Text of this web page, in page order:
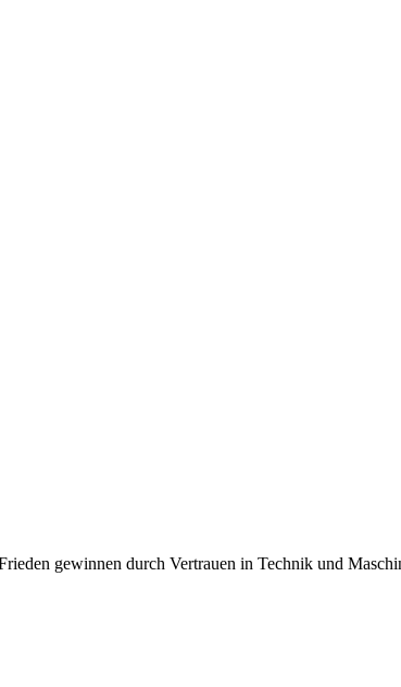
gewinnen durch Vertrauen in Technik und